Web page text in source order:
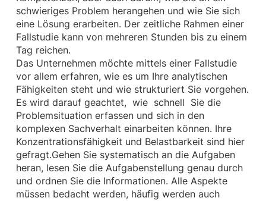
schwieriges Problem herangehen und wie Sie sich
eine Lösung erarbeiten. Der zeitliche Rahmen einer
Fallstudie kann von mehreren Stunden bis zu einem
Tag reichen.
Das Unternehmen möchte mittels einer Fallstudie
vor allem erfahren, wie es um Ihre analytischen
Fähigkeiten steht und wie strukturiert Sie vorgehen.
Es wird darauf geachtet, wie schnell Sie die
Problemsituation erfassen und sich in den
komplexen Sachverhalt einarbeiten können. Ihre
Konzentrationsfähigkeit und Belastbarkeit sind hier
gefragt.Gehen Sie systematisch an die Aufgaben
heran, lesen Sie die Aufgabenstellung genau durch
und ordnen Sie die Informationen. Alle Aspekte
müssen bedacht werden, häufig werden auch